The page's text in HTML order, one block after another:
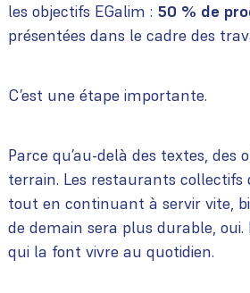
les objectifs EGalim : 50 % de
présentées dans le cadre des
C’est une étape importante.
Parce qu’au-delà des textes,
terrain. Les restaurants
tout en continuant à servir vite,
de demain sera plus durable,
qui la font vivre au quotidien.